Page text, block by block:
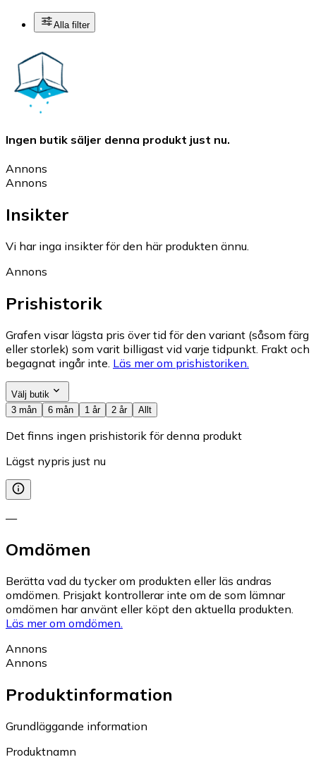
Alla filter
Ingen butik säljer denna produkt just nu.
Annons
Annons
Insikter
Vi har inga insikter för den här produkten ännu.
Annons
Prishistorik
Grafen visar lägsta pris över tid för den variant (såsom färg
eller storlek) som varit billigast vid varje tidpunkt. Frakt och
begagnat ingår inte. Läs mer om prishistoriken.
Välj butik
3 mån
6 mån 1 år 2 år Allt
Det finns ingen prishistorik för denna produkt
Lägst nypris just nu
—
Omdömen
Berätta vad du tycker om produkten eller läs andras
omdömen. Prisjakt kontrollerar inte om de som lämnar
omdömen har använt eller köpt den aktuella produkten.
Läs mer om omdömen.
Annons
Annons
Produktinformation
Grundläggande information
Produktnamn